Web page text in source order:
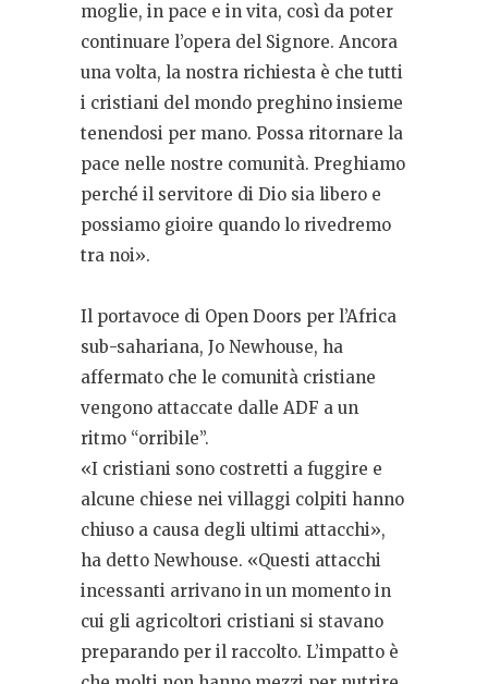
moglie, in pace e in vita, così da poter
continuare l’opera del Signore. Ancora
una volta, la nostra richiesta è che tutti
i cristiani del mondo preghino insieme
tenendosi per mano. Possa ritornare la
pace nelle nostre comunità. Preghiamo
perché il servitore di Dio sia libero e
possiamo gioire quando lo rivedremo
tra noi».
Il portavoce di Open Doors per l’Africa
sub-sahariana, Jo Newhouse, ha
affermato che le comunità cristiane
vengono attaccate dalle ADF a un
ritmo “orribile”.
«I cristiani sono costretti a fuggire e
alcune chiese nei villaggi colpiti hanno
chiuso a causa degli ultimi attacchi»,
ha detto Newhouse. «Questi attacchi
incessanti arrivano in un momento in
cui gli agricoltori cristiani si stavano
preparando per il raccolto. L’impatto è